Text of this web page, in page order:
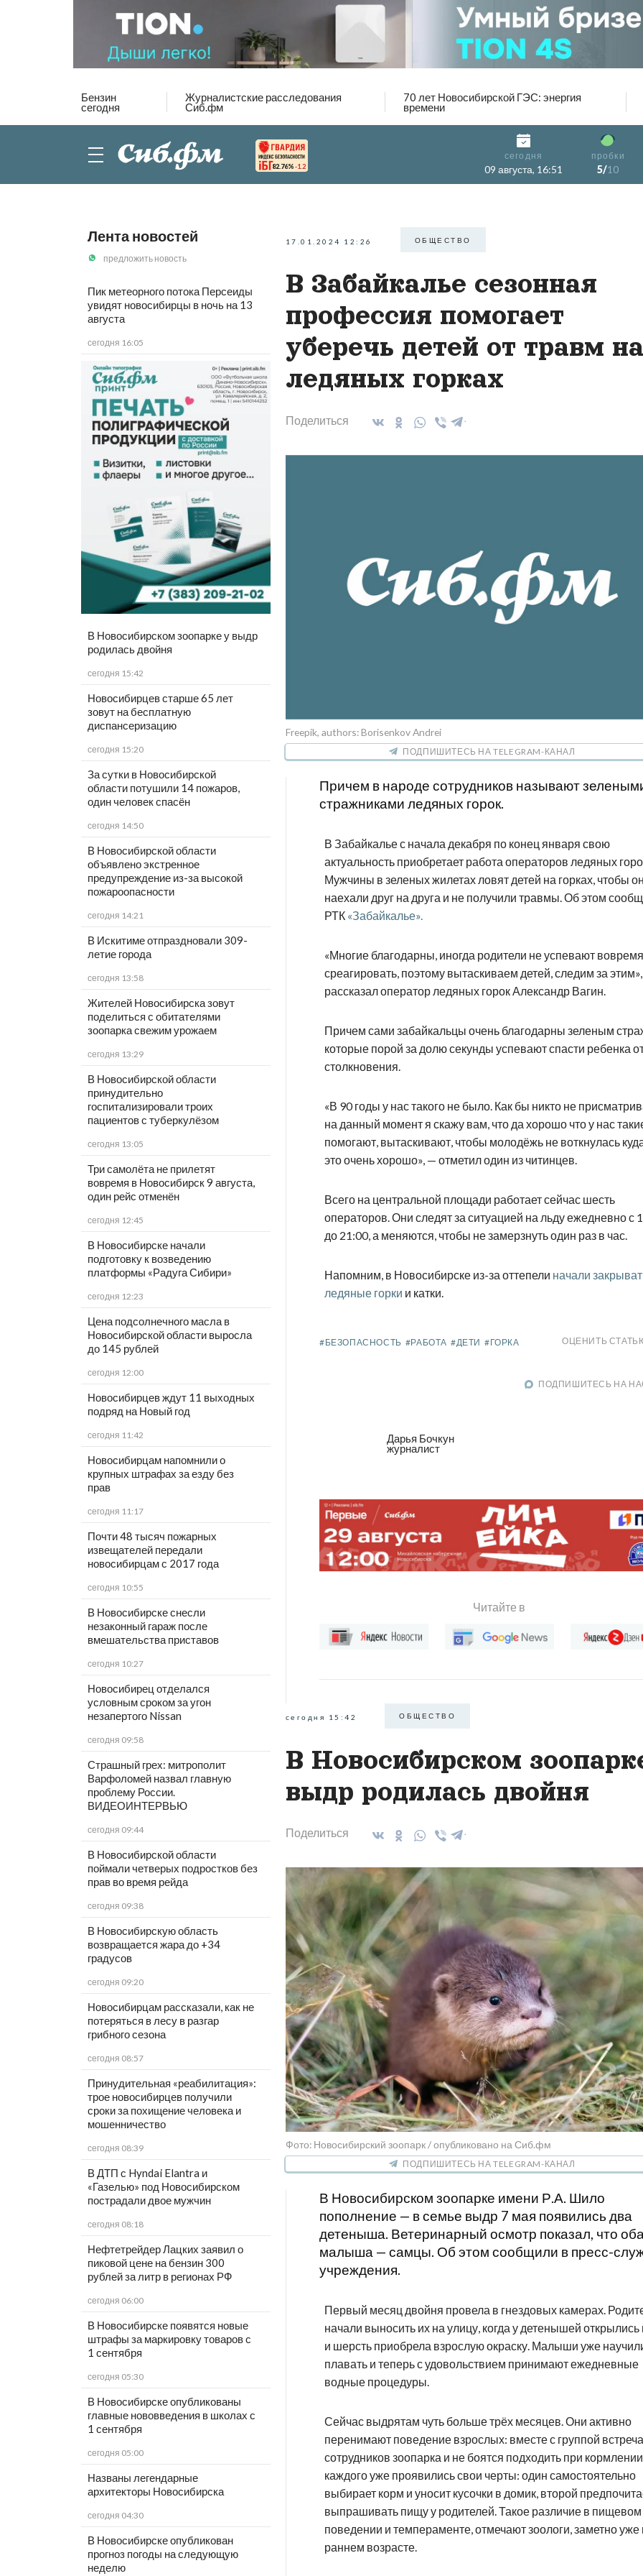
Бензин
сегодня
Журналистские расследования
Сиб.фм
70 лет Новосибирской ГЭС: энергия
времени
82.76% -1.2
сегодня
09 августа, 16:51
пробки
5/10
Лента новостей
предложить новость
Пик метеорного потока Персеиды
увидят новосибирцы в ночь на 13
августа
сегодня 16:05
В Новосибирском зоопарке у выдр
родилась двойня
сегодня 15:42
Новосибирцев старше 65 лет
зовут на бесплатную
диспансеризацию
сегодня 15:20
За сутки в Новосибирской
области потушили 14 пожаров,
один человек спасён
сегодня 14:50
В Новосибирской области
объявлено экстренное
предупреждение из-за высокой
пожароопасности
сегодня 14:21
В Искитиме отпраздновали 309-
летие города
сегодня 13:58
Жителей Новосибирска зовут
поделиться с обитателями
зоопарка свежим урожаем
сегодня 13:29
В Новосибирской области
принудительно
госпитализировали троих
пациентов с туберкулёзом
сегодня 13:05
Три самолёта не прилетят
вовремя в Новосибирск 9 августа,
один рейс отменён
сегодня 12:45
В Новосибирске начали
подготовку к возведению
платформы «Радуга Сибири»
сегодня 12:23
Цена подсолнечного масла в
Новосибирской области выросла
до 145 рублей
сегодня 12:00
Новосибирцев ждут 11 выходных
подряд на Новый год
сегодня 11:42
Новосибирцам напомнили о
крупных штрафах за езду без
прав
сегодня 11:17
Почти 48 тысяч пожарных
извещателей передали
новосибирцам с 2017 года
сегодня 10:55
В Новосибирске снесли
незаконный гараж после
вмешательства приставов
сегодня 10:27
Новосибирец отделался
условным сроком за угон
незапертого Nissan
сегодня 09:58
Страшный грех: митрополит
Варфоломей назвал главную
проблему России.
ВИДЕОИНТЕРВЬЮ
сегодня 09:44
В Новосибирской области
поймали четверых подростков без
прав во время рейда
сегодня 09:38
В Новосибирскую область
возвращается жара до +34
градусов
сегодня 09:20
Новосибирцам рассказали, как не
потеряться в лесу в разгар
грибного сезона
сегодня 08:57
Принудительная «реабилитация»:
трое новосибирцев получили
сроки за похищение человека и
мошенничество
сегодня 08:39
В ДТП с Hyndai Elantra и
«Газелью» под Новосибирском
пострадали двое мужчин
сегодня 08:18
Нефтетрейдер Лацких заявил о
пиковой цене на бензин 300
рублей за литр в регионах РФ
сегодня 06:00
В Новосибирске появятся новые
штрафы за маркировку товаров с
1 сентября
сегодня 05:30
В Новосибирске опубликованы
главные нововведения в школах с
1 сентября
сегодня 05:00
Названы легендарные
архитекторы Новосибирска
сегодня 04:30
В Новосибирске опубликован
прогноз погоды на следующую
неделю
17.01.2024 12:26 ОБЩЕСТВО
В Забайкалье сезонная
профессия помогает
уберечь детей от травм на
ледяных горках
Поделиться
Freepik, authors: Borisenkov Andrei
ПОДПИШИТЕСЬ НА TELEGRAM-КАНАЛ
Причем в народе сотрудников называют
стражниками ледяных горок.
В Забайкалье с начала декабря по конец января свою
актуальность приобретает работа операторов ледяных
Мужчины в зеленых жилетах ловят детей на горках, чтобы
наехали друг на друга и не получили травмы. Об этом
РТК «Забайкалье».
«Многие благодарны, иногда родители не успевают вовремя
среагировать, поэтому вытаскиваем детей, следим за
рассказал оператор ледяных горок Александр Вагин.
Причем сами забайкальцы очень благодарны зеленым
которые порой за долю секунды успевают спасти ребенка
столкновения.
«В 90 годы у нас такого не было. Как бы никто не
на данный момент я скажу вам, что да хорошо что у нас
помогают, вытаскивают, чтобы молодёжь не воткнулась
это очень хорошо», — отметил один из читинцев.
Всего на центральной площади работает сейчас шесть
операторов. Они следят за ситуацией на льду ежедневно с
до 21:00, а меняются, чтобы не замерзнуть один раз в час.
Напомним, в Новосибирске из-за оттепели начали
ледяные горки и катки.
#БЕЗОПАСНОСТЬ #РАБОТА #ДЕТИ #ГОРКА ОЦЕНИТЬ
ПОДПИШИТЕСЬ НА
Дарья Бочкун
журналист
Читайте в
сегодня 15:42 ОБЩЕСТВО
В Новосибирском
выдр родилась двойня
Поделиться
Фото: Новосибирский зоопарк / опубликовано на Сиб.фм
ПОДПИШИТЕСЬ НА TELEGRAM-КАНАЛ
В Новосибирском зоопарке имени Р.А. Шило
пополнение — в семье выдр 7 мая появились два
детеныша. Ветеринарный осмотр показал, что
малыша — самцы. Об этом сообщили в пресс-
учреждения.
Первый месяц двойня провела в гнездовых камерах.
начали выносить их на улицу, когда у детенышей открылись
и шерсть приобрела взрослую окраску. Малыши уже
плавать и теперь с удовольствием принимают ежедневные
водные процедуры.
Сейчас выдрятам чуть больше трёх месяцев. Они активно
перенимают поведение взрослых: вместе с группой
сотрудников зоопарка и не боятся подходить при
каждого уже проявились свои черты: один самостоятельно
выбирает корм и уносит кусочки в домик, второй
выпрашивать пищу у родителей. Такое различие в пищевом
поведении и темпераменте, отмечают зоологи, заметно уже
раннем возрасте.